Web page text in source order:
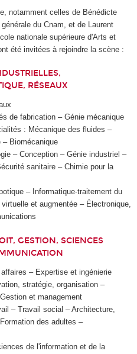
notamment celles de Bénédicte
du Cnam, et de Laurent
nationale supérieure d'Arts et
été invitées à rejoindre la scène :
RÉSEAUX
de fabrication – Génie mécanique
: Mécanique des fluides –
– Biomécanique
– Conception – Génie industriel –
sanitaire – Chimie pour la
– Informatique-traitement du
et augmentée – Électronique,
GESTION, SCIENCES
– Expertise et ingénierie
stratégie, organisation –
et management
– Travail social – Architecture,
des adultes –
de l'information et de la